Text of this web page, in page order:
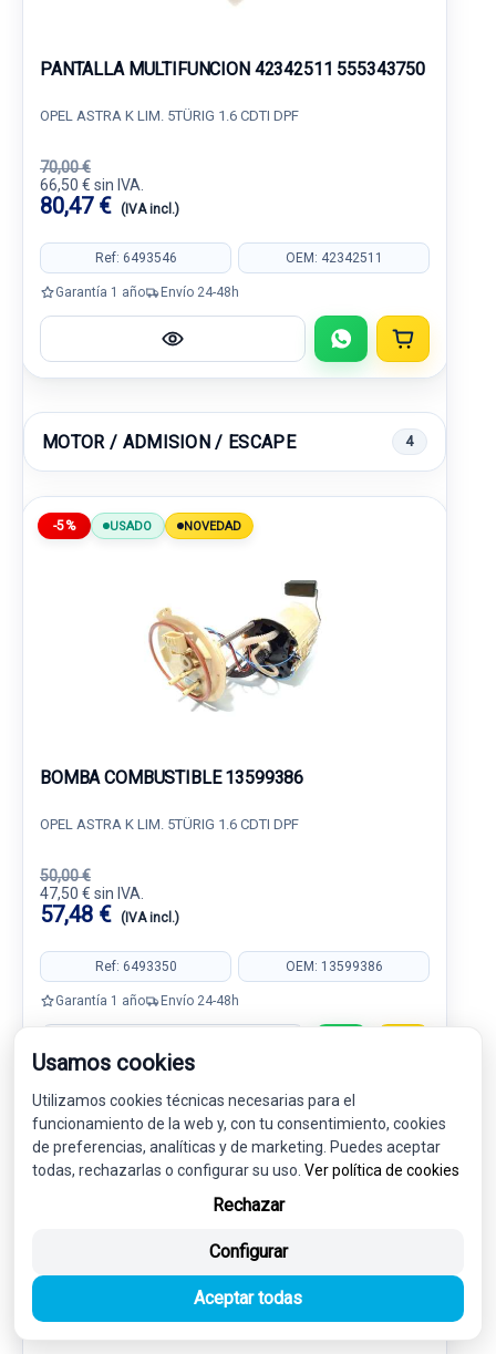
PANTALLA MULTIFUNCION 42342511 555343750
OPEL ASTRA K LIM. 5TÜRIG 1.6 CDTI DPF
70,00 €
66,50 € sin IVA.
80,47 € (IVA incl.)
Ref: 6493546 OEM: 42342511
Garantía 1 año Envío 24-48h
MOTOR / ADMISION / ESCAPE 4
-5% USADO NOVEDAD
BOMBA COMBUSTIBLE 13599386
OPEL ASTRA K LIM. 5TÜRIG 1.6 CDTI DPF
50,00 €
47,50 € sin IVA.
57,48 € (IVA incl.)
Ref: 6493350 OEM: 13599386
Garantía 1 año Envío 24-48h
NOVEDAD
Usamos cookies
Utilizamos cookies técnicas necesarias para el
funcionamiento de la web y, con tu consentimiento, cookies
de preferencias, analíticas y de marketing. Puedes aceptar
todas, rechazarlas o configurar su uso. Ver política de cookies
Rechazar
Configurar
Aceptar todas